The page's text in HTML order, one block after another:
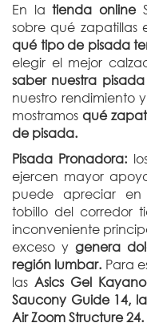
En latienda online
sobre qué zapatillas
qué tipo de pisada
elegir el mejor
saber nuestra pisada
nuestro rendimiento
mostramos qué
de pisada.
Pisada Pronadora:
ejercen mayor
puede apreciar en
tobillo del corredor
inconveniente
exceso y genera
región lumbar. Para
las Asics Gel
Saucony Guide 14,
Air Zoom Structure 24.